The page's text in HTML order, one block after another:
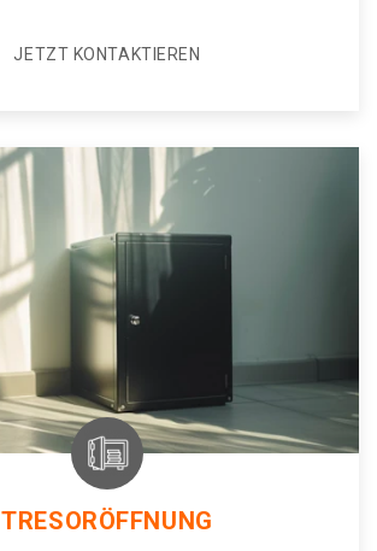
JETZT KONTAKTIEREN
TRESORÖFFNUNG